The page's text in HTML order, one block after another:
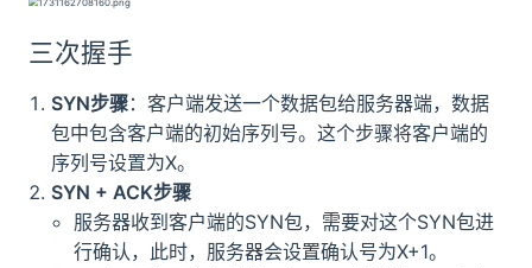
三次握手
SYN步骤：客户端发送一个数据包给服务器端，数据
包中包含客户端的初始序列号。这个步骤将客户端的
序列号设置为X。
SYN + ACK步骤
服务器收到客户端的SYN包，需要对这个SYN包进
行确认，此时，服务器会设置确认号为X+1。